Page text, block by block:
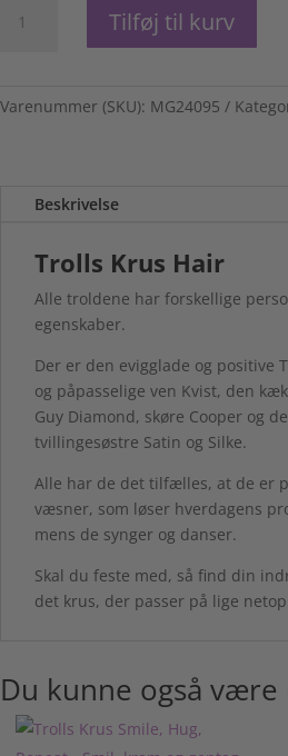
Krus
Tilføj til kurv
Varenummer (SKU): MG24095
Beskrivelse
Trolls Krus Hair
Alle troldene har forskellige
egenskaber.
Der er den evigglade og positive
og påpasselige ven Kvist, den
Guy Diamond, skøre Cooper og
tvillingesøstre Satin og Silke.
Alle har de det tilfælles, at de er
væsner, som løser hverdagens
mens de synger og danser.
Skal du feste med, så find din
det krus, der passer på lige
Du kunne også